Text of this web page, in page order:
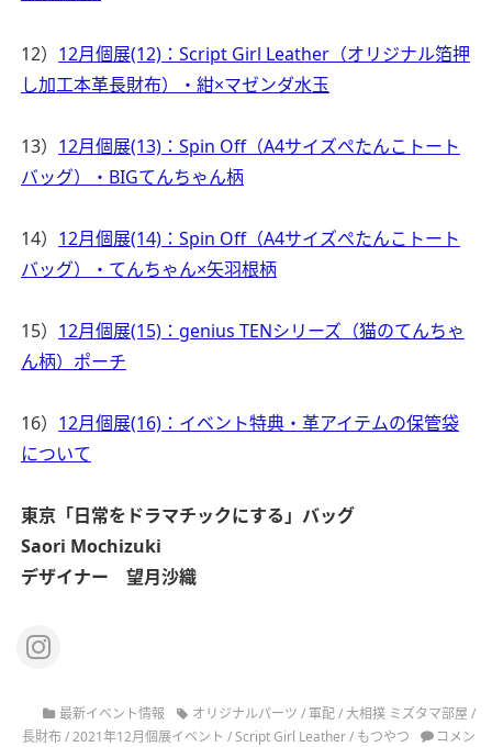
12） 12月個展(12)：Script Girl Leather（オリジナル箔押
し加工本革長財布）・紺×マゼンダ水玉
13） 12月個展(13)：Spin Off（A4サイズぺたんこトート
バッグ）・BIGてんちゃん柄
14） 12月個展(14)：Spin Off（A4サイズぺたんこトート
バッグ）・てんちゃん×矢羽根柄
15） 12月個展(15)：genius TENシリーズ（猫のてんちゃ
ん柄）ポーチ
16） 12月個展(16)：イベント特典・革アイテムの保管袋
について
東京 「日常をドラマチックにする」バッグ
Saori Mochizuki
デザイナー 望月沙織
最新イベント情報 オリジナルパーツ / 軍配/大相撲 ミズタマ部屋 /
長財布/2021年12月個展イベント /Script Girl Leather/ もつやつ
コメン